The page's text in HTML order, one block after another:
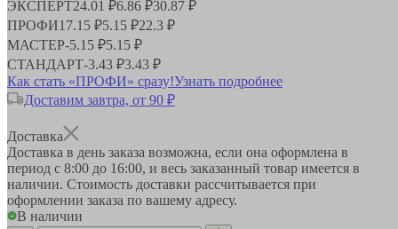
ЭКСПЕРТ24.01 ₽6.86 ₽30.87 ₽
ПРОФИ17.15 ₽5.15 ₽22.3 ₽
МАСТЕР-5.15 ₽5.15 ₽
СТАНДАРТ-3.43 ₽3.43 ₽
Как стать «ПРОФИ» сразу!Узнать подробнее
Доставим завтра, от 90 ₽
Доставка
Доставка в день заказа возможна, если она оформлена в
период с 8:00 до 16:00, и весь заказанный товар имеется в
наличии. Стоимость доставки рассчитывается при
оформлении заказа по вашему адресу.
В наличии